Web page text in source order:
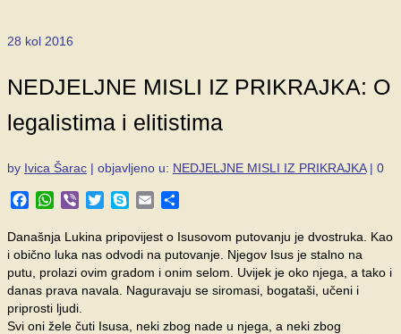
28 kol 2016
NEDJELJNE MISLI IZ PRIKRAJKA: O
legalistima i elitistima
by Ivica Šarac | objavljeno u: NEDJELJNE MISLI IZ PRIKRAJKA | 0
Facebook
WhatsApp
Viber TwitterSkypeEmail
Današnja Lukina pripovijest o Isusovom putovanju je dvostruka. Kao
i obično luka nas odvodi na putovanje. Njegov Isus je stalno na
putu, prolazi ovim gradom i onim selom. Uvijek je oko njega, a tako i
danas prava navala. Naguravaju se siromasi, bogataši, učeni i
priprosti ljudi.
Svi oni žele čuti Isusa, neki zbog nade u njega, a neki zbog